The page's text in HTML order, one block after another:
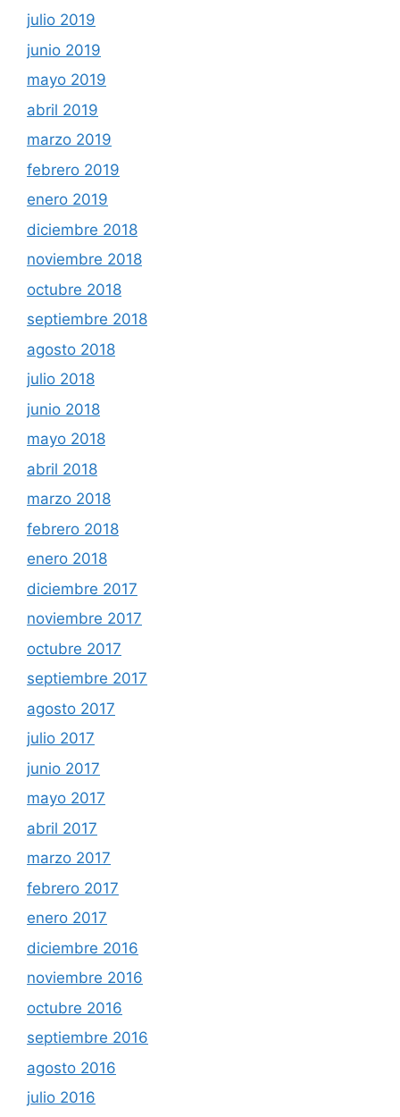
julio 2019
junio 2019
mayo 2019
abril 2019
marzo 2019
febrero 2019
enero 2019
diciembre 2018
noviembre 2018
octubre 2018
septiembre 2018
agosto 2018
julio 2018
junio 2018
mayo 2018
abril 2018
marzo 2018
febrero 2018
enero 2018
diciembre 2017
noviembre 2017
octubre 2017
septiembre 2017
agosto 2017
julio 2017
junio 2017
mayo 2017
abril 2017
marzo 2017
febrero 2017
enero 2017
diciembre 2016
noviembre 2016
octubre 2016
septiembre 2016
agosto 2016
julio 2016